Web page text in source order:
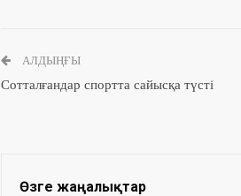
АЛДЫҢҒЫ
Сотталғандар спортта сайысқа түсті
Өзге жаңалықтар